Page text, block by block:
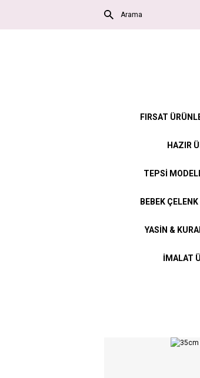
FIRSAT
HAZIR
TEPSİ
BEBEK
YASİN &
İMALAT